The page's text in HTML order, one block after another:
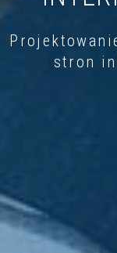
stron